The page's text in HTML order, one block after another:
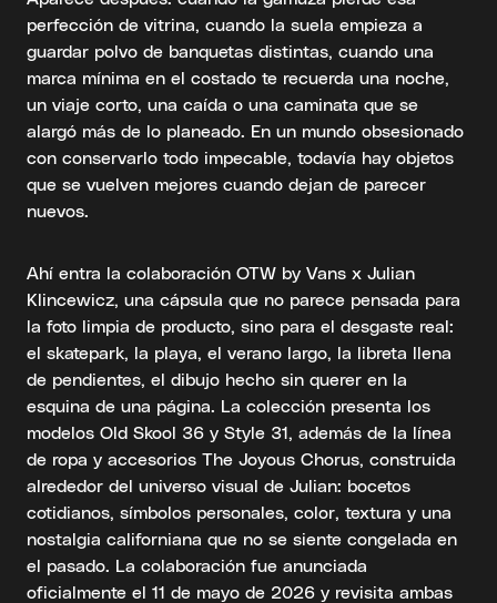
perfección de vitrina, cuando la suela empieza a
guardar polvo de banquetas distintas, cuando una
marca mínima en el costado te recuerda una noche,
un viaje corto, una caída o una caminata que se
alargó más de lo planeado. En un mundo obsesionado
con conservarlo todo impecable, todavía hay objetos
que se vuelven mejores cuando dejan de parecer
nuevos.
Ahí entra la colaboración OTW by Vans x Julian
Klincewicz, una cápsula que no parece pensada para
la foto limpia de producto, sino para el desgaste real:
el skatepark, la playa, el verano largo, la libreta llena
de pendientes, el dibujo hecho sin querer en la
esquina de una página. La colección presenta los
modelos Old Skool 36 y Style 31, además de la línea
de ropa y accesorios The Joyous Chorus, construida
alrededor del universo visual de Julian: bocetos
cotidianos, símbolos personales, color, textura y una
nostalgia californiana que no se siente congelada en
el pasado. La colaboración fue anunciada
oficialmente el 11 de mayo de 2026 y revisita ambas